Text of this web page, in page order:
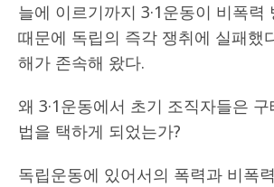
늘에 이르기까지 3·1운동이 비폭력
때문에 독립의 즉각 쟁취에 실패했
해가 존속해 왔다.
왜 3·1운동에서 초기 조직자들은
법을 택하게 되었는가?
독립운동에 있어서의 폭력과 비폭